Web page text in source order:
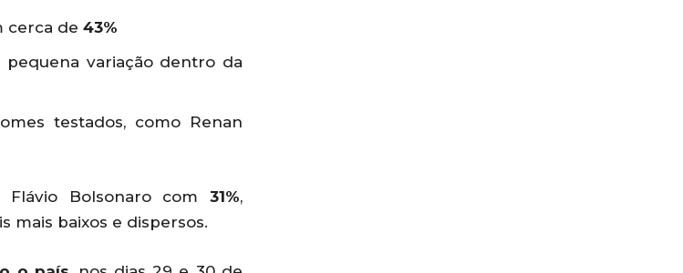
cerca de 43%
pequena variação dentro da
testados, como Renan
Flávio Bolsonaro com 31%,
mais baixos e dispersos.